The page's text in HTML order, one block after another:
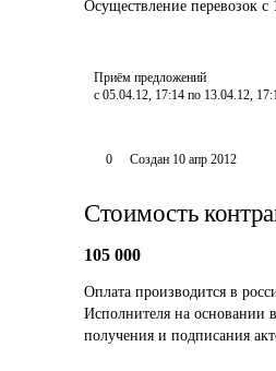
Осуществление перевозок с
Приём предложений
с 05.04.12, 17:14 по 13.04.12,
0 Создан 10 апр 2012
Стоимость
105 000
Оплата производится в
Исполнителя на основании
получения и подписания